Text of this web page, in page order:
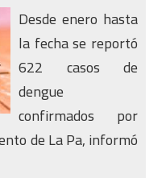
Desde enero hasta
la fecha se reportó
622 casos de
dengue
confirmados por
de La Pa, informó